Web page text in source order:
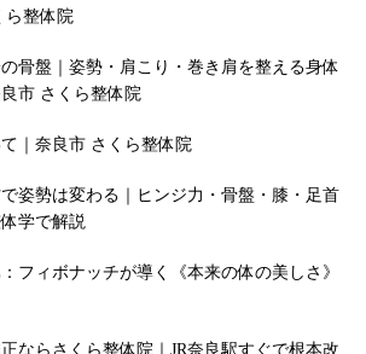
ら整体院
骨盤｜姿勢・肩こり・巻き肩を整える身体
市 さくら整体院
｜奈良市 さくら整体院
姿勢は変わる｜ヒンジ力・骨盤・膝・足首
学で解説
フィボナッチが導く《本来の体の美しさ》
ならさくら整体院｜JR奈良駅すぐで根本改